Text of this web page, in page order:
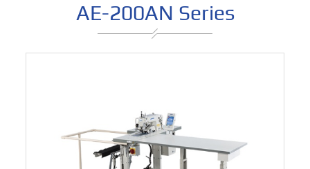
AE-200AN Series